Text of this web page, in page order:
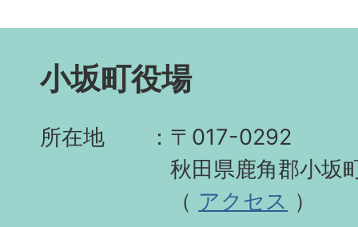
小坂町役場
所在地
〒017-0292
秋田県鹿角郡小坂
（ アクセス ）